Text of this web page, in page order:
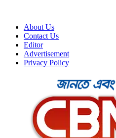
About Us
Contact Us
Editor
Advertisement
Privacy Policy